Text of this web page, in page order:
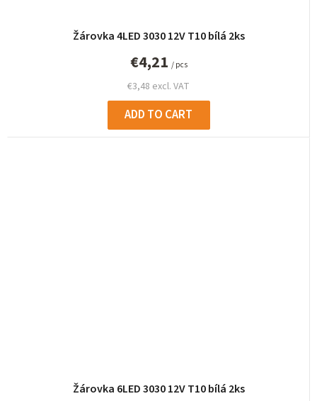
Žárovka 4LED 3030 12V T10 bílá 2ks
€3,48 excl. VAT
€4,21 / pcs
ADD TO CART
Žárovka 6LED 3030 12V T10 bílá 2ks